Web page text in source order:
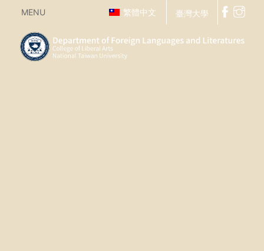
MENU 繁體中文 臺灣大學